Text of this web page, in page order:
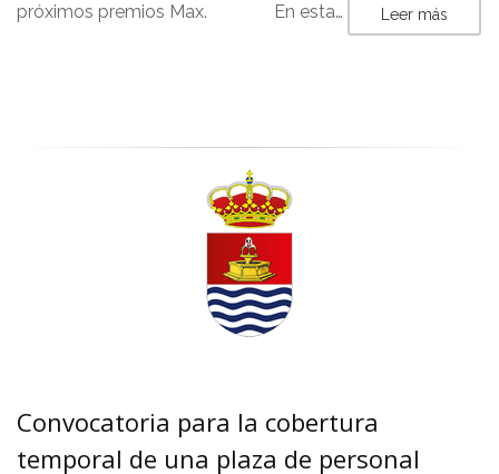
próximos premios Max. En esta…
Leer más
Convocatoria para la cobertura
temporal de una plaza de personal